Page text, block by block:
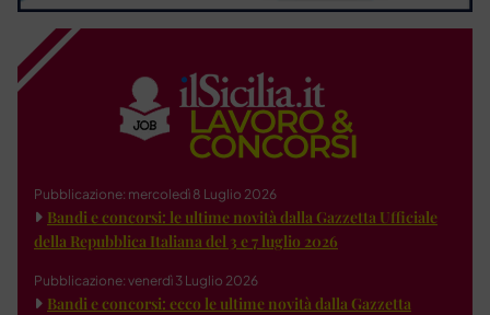
Pubblicazione: mercoledì 8 Luglio 2026
Bandi e concorsi: le ultime novità dalla Gazzetta Ufficiale
della Repubblica Italiana del 3 e 7 luglio 2026
Pubblicazione: venerdì 3 Luglio 2026
Bandi e concorsi: ecco le ultime novità dalla Gazzetta